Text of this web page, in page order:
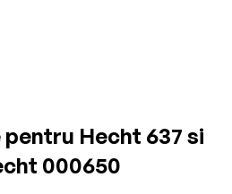
Hecht 637 si
000650